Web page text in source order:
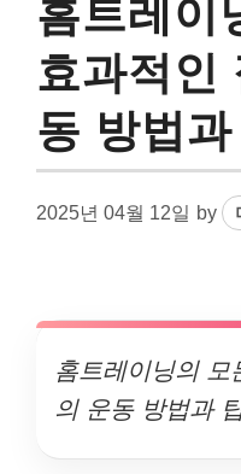
홈트레이
효과적인
동 방법과
2025년 04월 12일 by
홈트레이닝의 모
의 운동 방법과